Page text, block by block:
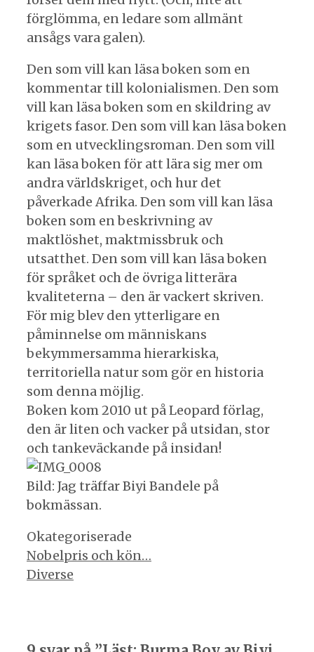
förglömma, en ledare som allmänt
ansågs vara galen).
Den som vill kan läsa boken som en
kommentar till kolonialismen. Den som
vill kan läsa boken som en skildring av
krigets fasor. Den som vill kan läsa boken
som en utvecklingsroman. Den som vill
kan läsa boken för att lära sig mer om
andra världskriget, och hur det
påverkade Afrika. Den som vill kan läsa
boken som en beskrivning av
maktlöshet, maktmissbruk och
utsatthet. Den som vill kan läsa boken
för språket och de övriga litterära
kvaliteterna – den är vackert skriven.
För mig blev den ytterligare en
påminnelse om människans
bekymmersamma hierarkiska,
territoriella natur som gör en historia
som denna möjlig.
Boken kom 2010 ut på Leopard förlag,
den är liten och vacker på utsidan, stor
och tankeväckande på insidan!
Bild: Jag träffar Biyi Bandele på
bokmässan.
Kategorier
Okategoriserade
Inläggsnavigering
Nobelpris och kön…
Diverse